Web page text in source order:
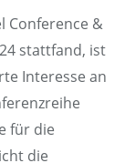
Conference &
stattfand, ist
Interesse an
für die
die